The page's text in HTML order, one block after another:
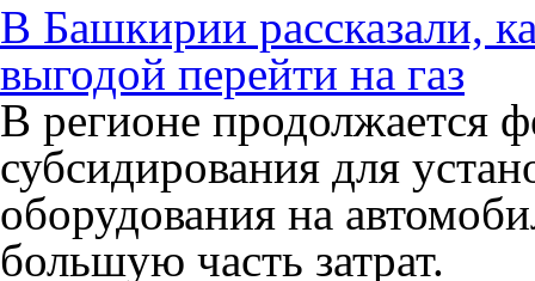
В Башкирии рассказали,
выгодой перейти на газ
В регионе продолжается
субсидирования для
оборудования на
большую часть затрат.